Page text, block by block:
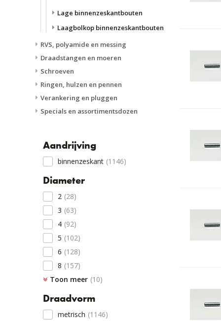
Lage binnenzeskantbouten
Laagbolkop binnenzeskantbouten
RVS, polyamide en messing
Draadstangen en moeren
Schroeven
Ringen, hulzen en pennen
Verankering en pluggen
Specials en assortimentsdozen
Aandrijving
binnenzeskant (1146)
Diameter
2 (28)
3 (63)
4 (92)
5 (102)
6 (128)
8 (157)
10 (149)
(147)
Toon meer (10)
Draadvorm
metrisch (1146)